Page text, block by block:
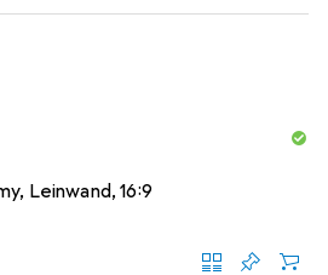
Leinwand, 16:9